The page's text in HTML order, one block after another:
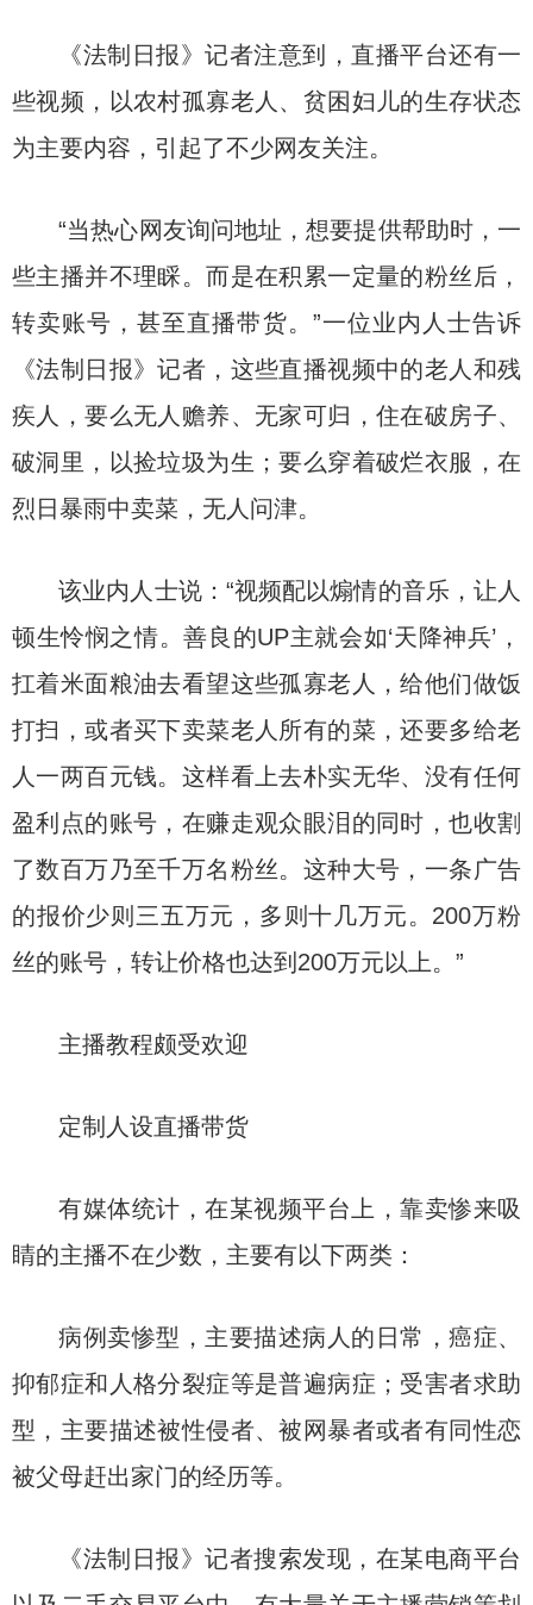
《法制日报》记者注意到，直播平台还有一
些视频，以农村孤寡老人、贫困妇儿的生存状态
为主要内容，引起了不少网友关注。
“当热心网友询问地址，想要提供帮助时，一
些主播并不理睬。而是在积累一定量的粉丝后，
转卖账号，甚至直播带货。”一位业内人士告诉
《法制日报》记者，这些直播视频中的老人和残
疾人，要么无人赡养、无家可归，住在破房子、
破洞里，以捡垃圾为生；要么穿着破烂衣服，在
烈日暴雨中卖菜，无人问津。
该业内人士说：“视频配以煽情的音乐，让人
顿生怜悯之情。善良的UP主就会如‘天降神兵’，
扛着米面粮油去看望这些孤寡老人，给他们做饭
打扫，或者买下卖菜老人所有的菜，还要多给老
人一两百元钱。这样看上去朴实无华、没有任何
盈利点的账号，在赚走观众眼泪的同时，也收割
了数百万乃至千万名粉丝。这种大号，一条广告
的报价少则三五万元，多则十几万元。200万粉
丝的账号，转让价格也达到200万元以上。”
主播教程颇受欢迎
定制人设直播带货
有媒体统计，在某视频平台上，靠卖惨来吸
睛的主播不在少数，主要有以下两类：
病例卖惨型，主要描述病人的日常，癌症、
抑郁症和人格分裂症等是普遍病症；受害者求助
型，主要描述被性侵者、被网暴者或者有同性恋
被父母赶出家门的经历等。
《法制日报》记者搜索发现，在某电商平台